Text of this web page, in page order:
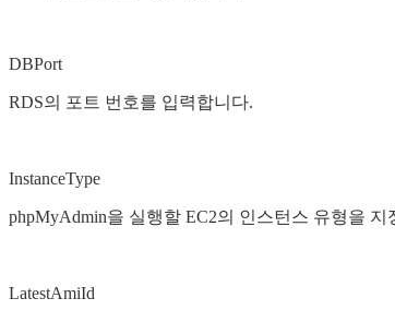
DBPort
RDS의 포트 번호를 입력합니다.
InstanceType
phpMyAdmin을 실행할 EC2의 인스턴스 유형을 지
LatestAmiId